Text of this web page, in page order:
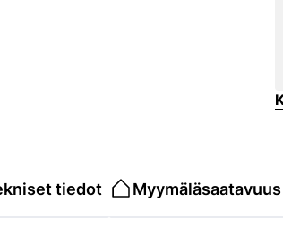
tiedot Myymäläsaatavuus